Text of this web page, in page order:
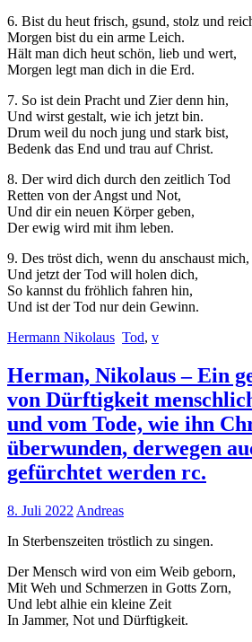
6. Bist du heut frisch, gsund, stolz und
Morgen bist du ein arme Leich.
Hält man dich heut schön, lieb und wert,
Morgen legt man dich in die Erd.
7. So ist dein Pracht und Zier denn hin,
Und wirst gestalt, wie ich jetzt bin.
Drum weil du noch jung und stark bist,
Bedenk das End und trau auf Christ.
8. Der wird dich durch den zeitlich Tod
Retten von der Angst und Not,
Und dir ein neuen Körper geben,
Der ewig wird mit ihm leben.
9. Des tröst dich, wenn du anschaust mich,
Und jetzt der Tod will holen dich,
So kannst du fröhlich fahren hin,
Und ist der Tod nur dein Gewinn.
Hermann Nikolaus Tod, v
Herman, Nikolaus – Ein
von Dürftigkeit
und vom Tode, wie ihn
überwunden, derwegen
gefürchtet werden rc.
8. Juli 2022 Andreas
In Sterbenszeiten tröstlich zu singen.
Der Mensch wird von eim Weib geborn,
Mit Weh und Schmerzen in Gotts Zorn,
Und lebt alhie ein kleine Zeit
In Jammer, Not und Dürftigkeit.